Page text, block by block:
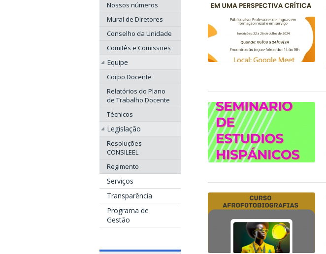
Nossos números
Mural de Diretores
Conselho da Unidade
Comitês e Comissões
Equipe
Corpo Docente
Relatórios do Plano
de Trabalho Docente
Técnicos
Legislação
Resoluções
CONSILEEL
Regimento
Serviços
Transparência
Programa de
Gestão